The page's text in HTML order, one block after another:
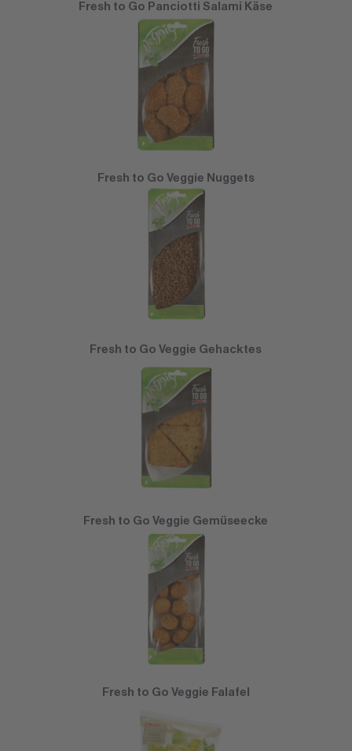
Fresh to Go Panciotti Salami Käse
Fresh to Go Veggie Nuggets
Fresh to Go Veggie Gehacktes
Fresh to Go Veggie Gemüseecke
Fresh to Go Veggie Falafel